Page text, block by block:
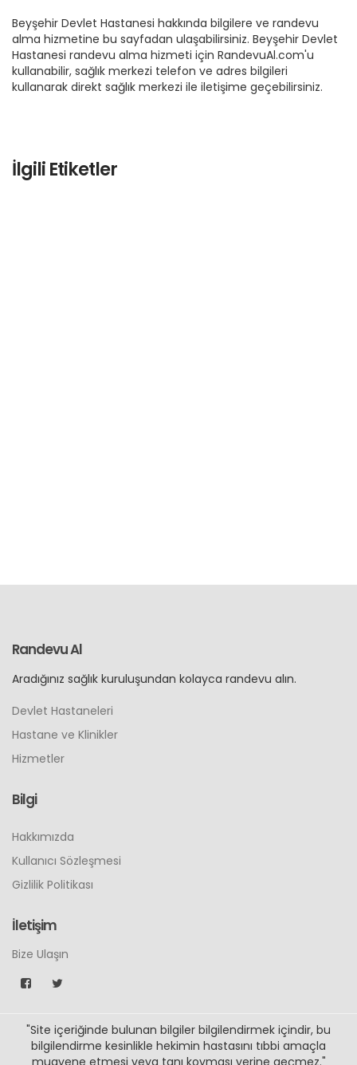
Beyşehir Devlet Hastanesi hakkında bilgilere ve randevu
alma hizmetine bu sayfadan ulaşabilirsiniz. Beyşehir Devlet
Hastanesi randevu alma hizmeti için RandevuAl.com'u
kullanabilir, sağlık merkezi telefon ve adres bilgileri
kullanarak direkt sağlık merkezi ile iletişime geçebilirsiniz.
İlgili Etiketler
Randevu Al
Aradığınız sağlık kuruluşundan kolayca randevu alın.
Devlet Hastaneleri
Hastane ve Klinikler
Hizmetler
Bilgi
Hakkımızda
Kullanıcı Sözleşmesi
Gizlilik Politikası
İletişim
Bize Ulaşın
"Site içeriğinde bulunan bilgiler bilgilendirmek içindir, bu
bilgilendirme kesinlikle hekimin hastasını tıbbi amaçla
muayene etmesi veya tanı koyması yerine geçmez."